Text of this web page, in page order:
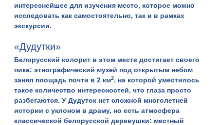
интереснейшее для изучения место, которое можно
исследовать как самостоятельно, так и в рамках
экскурсии.
«Дудутки»
Белорусский колорит в этом месте достигает своего
пика: этнографический музей под открытым небом
занял площадь почти в 2 км2, на которой уместилось
такое количество интересностей, что глаза просто
разбегаются. УДудуток нет сложной многолетней
истории с уклоном в драму, но есть атмосфера
классической белорусской деревушки: местный